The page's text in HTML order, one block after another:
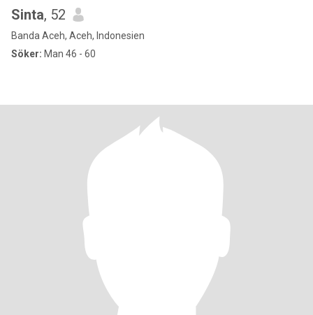
Sinta, 52
Banda Aceh, Aceh, Indonesien
Söker: Man 46 - 60